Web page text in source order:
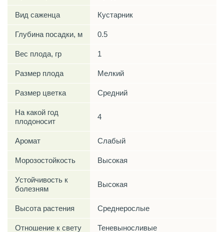
Вид саженца Кустарник
Глубина посадки, м 0.5
Вес плода, гр 1
Размер плода Мелкий
Размер цветка Средний
На какой год
плодоносит
4
Аромат Слабый
Морозостойкость Высокая
Устойчивость к
болезням
Высокая
Высота растения Среднерослые
Отношение к свету Теневыносливые